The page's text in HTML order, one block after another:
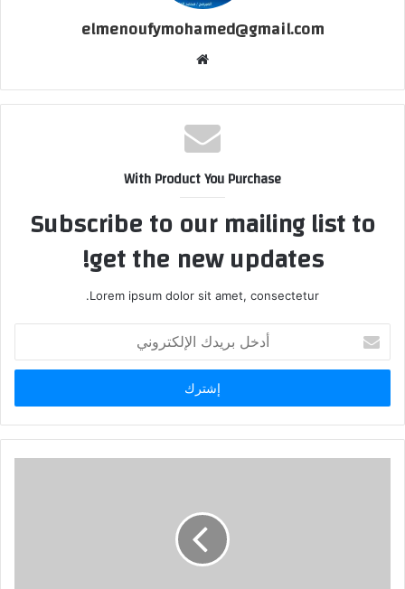
elmenoufymohamed@gmail.com
With Product You Purchase
Subscribe to our mailing list to
get the new updates!
Lorem ipsum dolor sit amet, consectetur.
بريدك
الإلكتروني